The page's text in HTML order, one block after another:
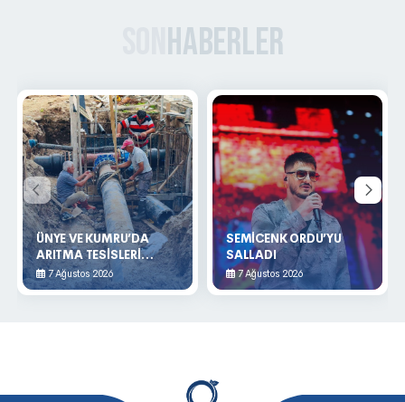
Haberler
ÜNYE VE KUMRU’DA
ARITMA TESİSLERİ
YENİLENİYOR
7 Ağustos 2026
SEMİCENK ORDU’YU
SALLADI
7 Ağustos 2026